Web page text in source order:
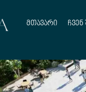
მთავარი ჩვენ